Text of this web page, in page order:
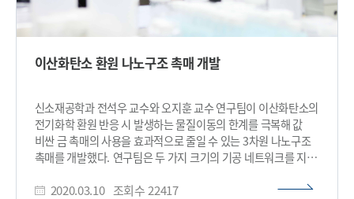
이산화탄소 환원 나노구조 촉매 개발
신소재공학과 전석우 교수와 오지훈 교수 연구팀이 이산화탄소의
전기화학 환원 반응 시 발생하는 물질이동의 한계를 극복해 값
비싼 금 촉매의 사용을 효과적으로 줄일 수 있는 3차원 나노구조
촉매를 개발했다. 연구팀은 두 가지 크기의 기공 네트워크를 지닌
전환율을 기존 나노 구조 촉매 대비 최대 3.96 배 높일 수 있는
2020.03.10 조회수 22417